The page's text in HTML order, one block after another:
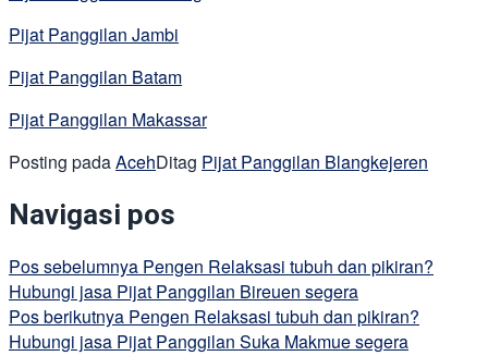
Pijat Panggilan Jambi
Pijat Panggilan Batam
Pijat Panggilan Makassar
Posting padaAcehDitag Pijat Panggilan Blangkejeren
Navigasi pos
Pos sebelumnya Pengen Relaksasi tubuh dan pikiran?
Hubungi jasa Pijat Panggilan Bireuen segera
Pos berikutnya Pengen Relaksasi tubuh dan pikiran?
Hubungi jasa Pijat Panggilan Suka Makmue segera